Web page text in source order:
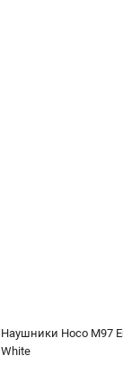
Наушники Hoco M97
White